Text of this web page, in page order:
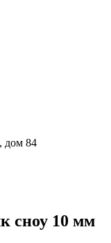
дом 84
сноу 10 мм